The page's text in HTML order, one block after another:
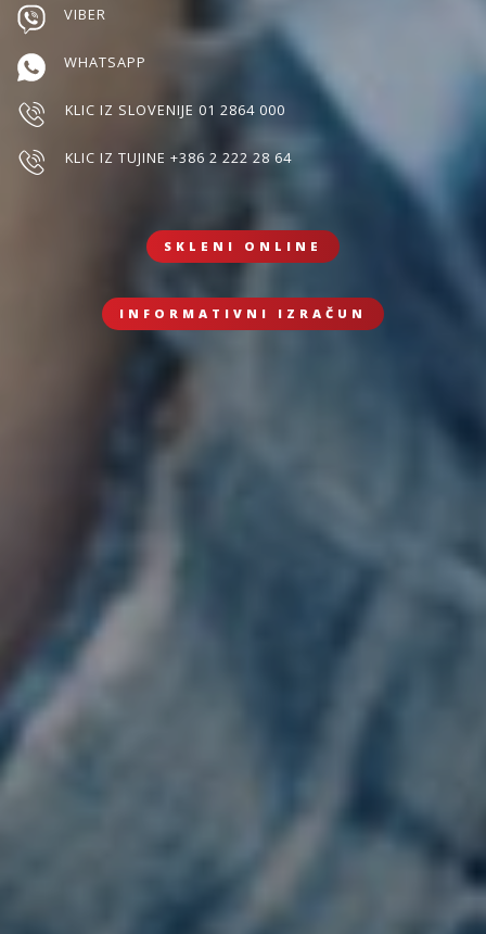
VIBER
WHATSAPP
KLIC IZ SLOVENIJE 01 2864 000
KLIC IZ TUJINE +386 2 222 28 64
SKLENI ONLINE
INFORMATIVNI IZRAČUN